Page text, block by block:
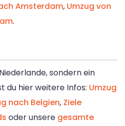
Amsterdam, Umzug von
.
sondern ein
du hier weitere Infos: Umzug
nach Belgien, Ziele
oder unsere gesamte